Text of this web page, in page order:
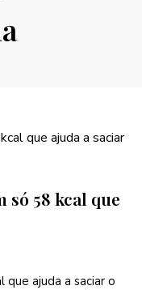
só 58 kcal que
que ajuda a saciar o